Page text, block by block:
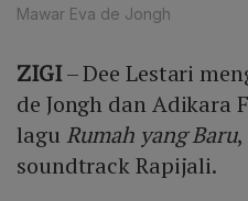
Mawar Eva de Jongh
ZIGI– Dee Lestari
de Jongh dan Adikara
lagu Rumah yang Baru
soundtrack Rapijali.